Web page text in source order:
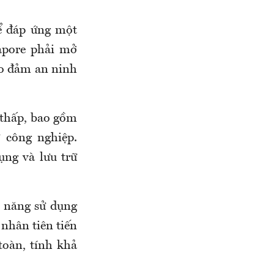
đáp ứng một
phải mở
đảm an ninh
bao gồm
nghiệp.
và lưu trữ
sử dụng
nhân tiên tiến
tính khả